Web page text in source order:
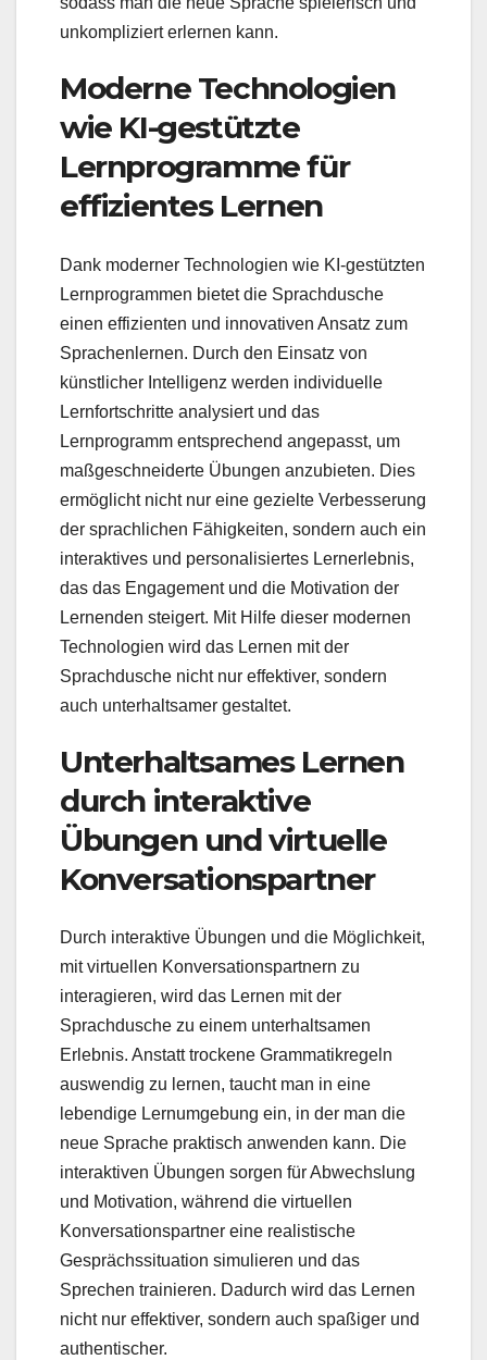
unkompliziert erlernen kann.
Moderne Technologien
wie KI-gestützte
Lernprogramme für
effizientes Lernen
Dank moderner Technologien wie KI-gestützten
Lernprogrammen bietet die Sprachdusche
einen effizienten und innovativen Ansatz zum
Sprachenlernen. Durch den Einsatz von
künstlicher Intelligenz werden individuelle
Lernfortschritte analysiert und das
Lernprogramm entsprechend angepasst, um
maßgeschneiderte Übungen anzubieten. Dies
ermöglicht nicht nur eine gezielte Verbesserung
der sprachlichen Fähigkeiten, sondern auch ein
interaktives und personalisiertes Lernerlebnis,
das das Engagement und die Motivation der
Lernenden steigert. Mit Hilfe dieser modernen
Technologien wird das Lernen mit der
Sprachdusche nicht nur effektiver, sondern
auch unterhaltsamer gestaltet.
Unterhaltsames Lernen
durch interaktive
Übungen und virtuelle
Konversationspartner
Durch interaktive Übungen und die Möglichkeit,
mit virtuellen Konversationspartnern zu
interagieren, wird das Lernen mit der
Sprachdusche zu einem unterhaltsamen
Erlebnis. Anstatt trockene Grammatikregeln
auswendig zu lernen, taucht man in eine
lebendige Lernumgebung ein, in der man die
neue Sprache praktisch anwenden kann. Die
interaktiven Übungen sorgen für Abwechslung
und Motivation, während die virtuellen
Konversationspartner eine realistische
Gesprächssituation simulieren und das
Sprechen trainieren. Dadurch wird das Lernen
nicht nur effektiver, sondern auch spaßiger und
authentischer.